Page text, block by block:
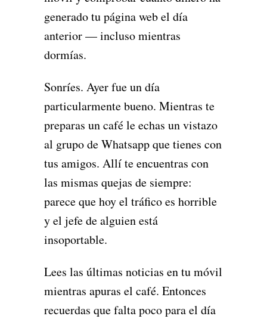
generado tu página web el día
anterior — incluso mientras
dormías.
Sonríes. Ayer fue un día
particularmente bueno. Mientras te
preparas un café le echas un vistazo
al grupo de Whatsapp que tienes con
tus amigos. Allí te encuentras con
las mismas quejas de siempre:
parece que hoy el tráfico es horrible
y el jefe de alguien está
insoportable.
Lees las últimas noticias en tu móvil
mientras apuras el café. Entonces
recuerdas que falta poco para el día